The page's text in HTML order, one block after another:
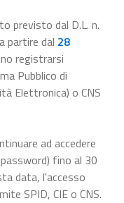
previsto dal D.L. n.
partire dal 28
registrarsi
Pubblico di
Elettronica) o CNS
ad accedere
fino al 30
data, l'accesso
SPID, CIE o CNS.